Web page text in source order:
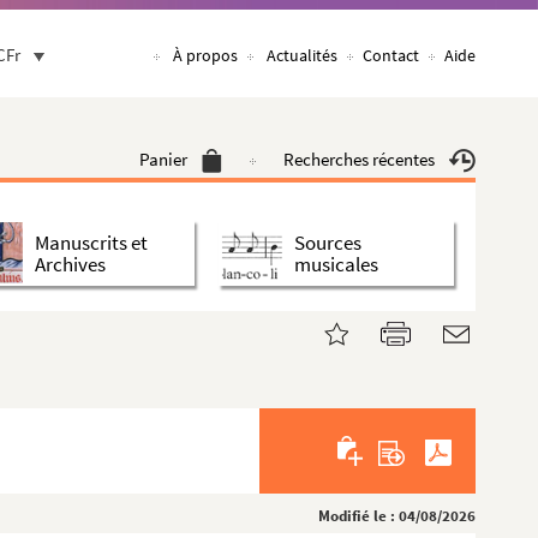
À propos Actualités Contact Aide
Panier Recherches récentes
Manuscrits et
Archives
Sources
musicales
Modifié le : 04/08/2026